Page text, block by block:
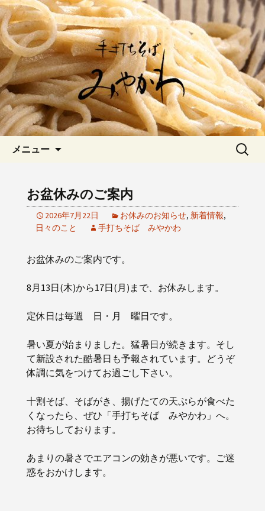
岡崎の「手打ちそば みやか
わ」のブログです
愛知県岡崎市でひっそりと佇む「手打
ちそばみやかわ」では自家製粉にこだ
わった一日十食限定の十割そばをお楽
しみいただけます。新しいそばや季節
の食材を使用した天婦羅メニューなど
新着情報はこちら
メニュー
検
お盆休みのご案内
2026年7月22日 お休みのお知らせ, 新着情報,
日々のこと
手打ちそば みやかわ
お盆休みのご案内です。
8月13日(木)から17日(月)まで、お休みします。
定休日は毎週 日・月 曜日です。
暑い夏が始まりました。猛暑日が続きます。そし
て新設された酷暑日も予報されています。どうぞ
体調に気をつけてお過ごし下さい。
十割そば、そばがき、揚げたての天ぷらが食べた
くなったら、ぜひ「手打ちそば みやかわ」へ。
お待ちしております。
あまりの暑さでエアコンの効きが悪いです。ご迷
惑をおかけします。